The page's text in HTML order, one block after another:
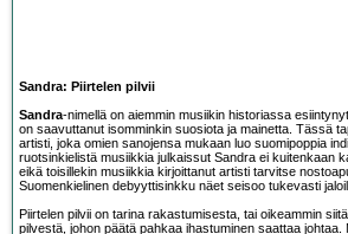
Sandra: Piirtelen pilvii
Sandra-nimellä on aiemmin musiikin historiassa
on saavuttanut isomminkin suosiota ja mainetta. Tässä
artisti, joka omien sanojensa mukaan luo suomipoppia
ruotsinkielistä musiikkia julkaissut Sandra ei kuitenkaan
eikä toisillekin musiikkia kirjoittanut artisti tarvitse
Suomenkielinen debyyttisinkku näet seisoo tukevasti
Piirtelen pilvii on tarina rakastumisesta, tai oikeammin
pilvestä, johon päätä pahkaa ihastuminen saattaa